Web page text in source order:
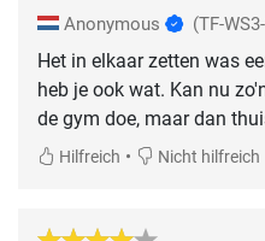
Anonymous (TF-
Het in elkaar zetten was
heb je ook wat. Kan nu
de gym doe, maar dan
Hilfreich • Nicht hilfreich